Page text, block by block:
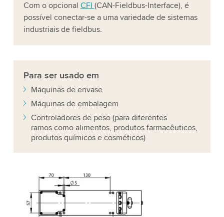
Com o opcional CFI (CAN-Fieldbus-Interface), é
possível conectar-se a uma variedade de sistemas
industriais de fieldbus.
Para ser usado em
Máquinas de envase
Máquinas de embalagem
Controladores de peso (para diferentes
ramos como alimentos, produtos farmacêuticos,
produtos químicos e cosméticos)